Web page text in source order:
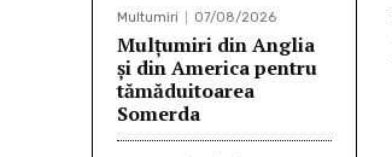
Multumiri 07/08/2026
Mulțumiri din Anglia
și din America pentru
tămăduitoarea
Somerda